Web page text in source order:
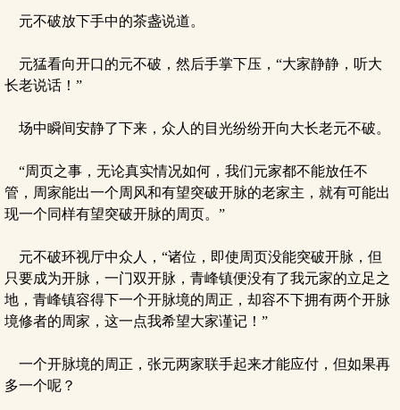
元不破放下手中的茶盏说道。
元猛看向开口的元不破，然后手掌下压，“大家静静，听大
长老说话！”
场中瞬间安静了下来，众人的目光纷纷开向大长老元不破。
“周页之事，无论真实情况如何，我们元家都不能放任不
管，周家能出一个周风和有望突破开脉的老家主，就有可能出
现一个同样有望突破开脉的周页。”
元不破环视厅中众人，“诸位，即使周页没能突破开脉，但
只要成为开脉，一门双开脉，青峰镇便没有了我元家的立足之
地，青峰镇容得下一个开脉境的周正，却容不下拥有两个开脉
境修者的周家，这一点我希望大家谨记！”
一个开脉境的周正，张元两家联手起来才能应付，但如果再
多一个呢？